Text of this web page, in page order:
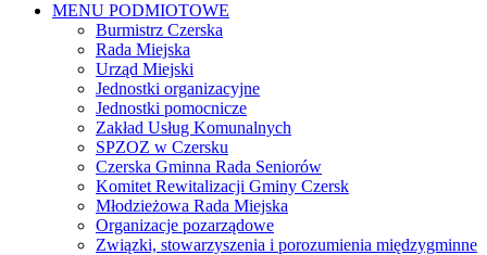
MENU PODMIOTOWE
Burmistrz Czerska
Rada Miejska
Urząd Miejski
Jednostki organizacyjne
Jednostki pomocnicze
Zakład Usług Komunalnych
SPZOZ w Czersku
Czerska Gminna Rada Seniorów
Komitet Rewitalizacji Gminy Czersk
Młodzieżowa Rada Miejska
Organizacje pozarządowe
Związki, stowarzyszenia i porozumienia międzygminne